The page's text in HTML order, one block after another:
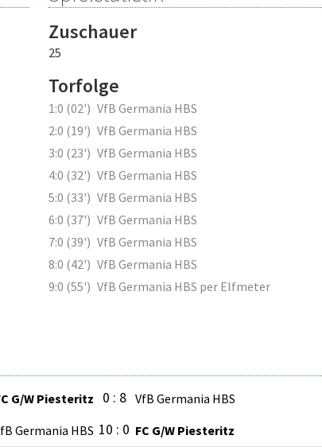
Zuschauer
25
Torfolge
1:0 (02') VfB Germania HBS
2:0 (19') VfB Germania HBS
3:0 (23') VfB Germania HBS
4:0 (32') VfB Germania HBS
5:0 (33') VfB Germania HBS
6:0 (37') VfB Germania HBS
7:0 (39') VfB Germania HBS
8:0 (42') VfB Germania HBS
9:0 (55') VfB Germania HBS per Elfmeter
G/W Piesteritz 0 : 8 VfB Germania HBS
Germania HBS 10 : 0 FC G/W Piesteritz